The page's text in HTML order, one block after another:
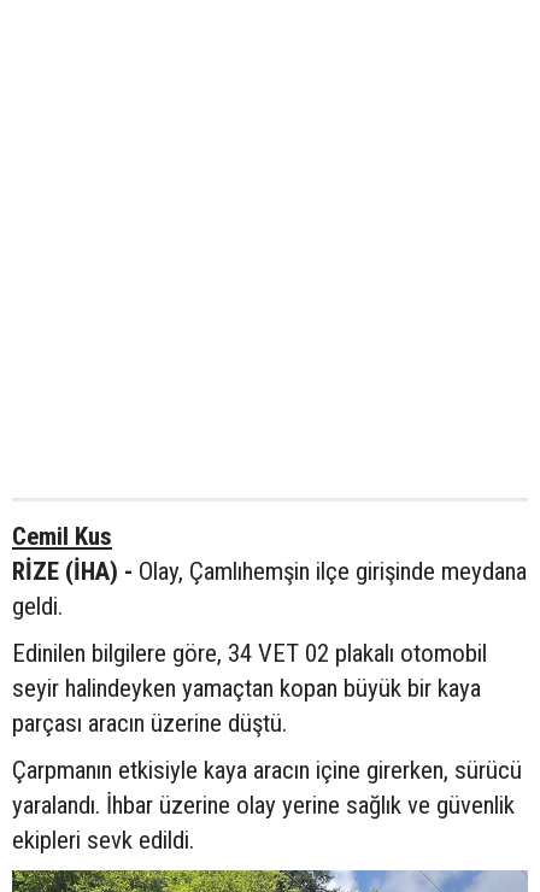
Cemil Kus
RİZE (İHA) - Olay, Çamlıhemşin ilçe girişinde meydana
geldi.
Edinilen bilgilere göre, 34 VET 02 plakalı otomobil
seyir halindeyken yamaçtan kopan büyük bir kaya
parçası aracın üzerine düştü.
Çarpmanın etkisiyle kaya aracın içine girerken, sürücü
yaralandı. İhbar üzerine olay yerine sağlık ve güvenlik
ekipleri sevk edildi.